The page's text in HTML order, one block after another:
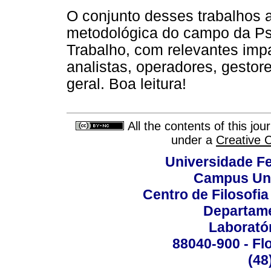
O conjunto desses trabalhos
metodológica do campo da
Trabalho, com relevantes
analistas, operadores,
geral. Boa leitura!
All the contents of this
under a Creative
Universidade
Campus
Centro de
88040-900 -